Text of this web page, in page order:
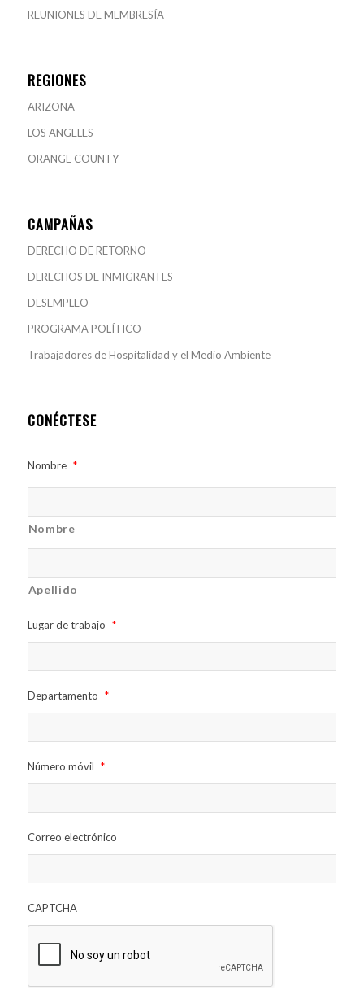
REUNIONES DE MEMBRESÍA
REGIONES
ARIZONA
LOS ANGELES
ORANGE COUNTY
CAMPAÑAS
DERECHO DE RETORNO
DERECHOS DE INMIGRANTES
DESEMPLEO
PROGRAMA POLÍTICO
Trabajadores de Hospitalidad y el Medio Ambiente
CONÉCTESE
Nombre *
Nombre
Apellido
Lugar de trabajo *
Departamento *
Número móvil *
Correo electrónico
CAPTCHA